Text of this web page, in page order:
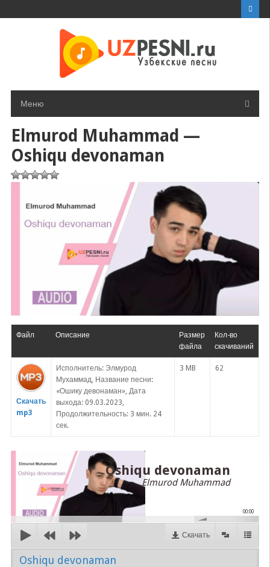
Меню
Elmurod Muhammad —
Oshiqu devonaman
Файл Описание
Размер
файла
Кол-во
скачиваний
Скачать
mp3
Исполнитель: Элмурод
Мухаммад, Название песни:
«Ошику девонаман», Дата
выхода: 09.03.2023,
Продолжительность: 3 мин. 24
сек.
3 MB 62
Oshiqu devonaman
Elmurod Muhammad
00:00
Скачать
Oshiqu devonaman